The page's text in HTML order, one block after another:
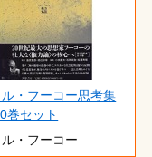
ル・フーコー思考集
巻セット
ル・フーコー